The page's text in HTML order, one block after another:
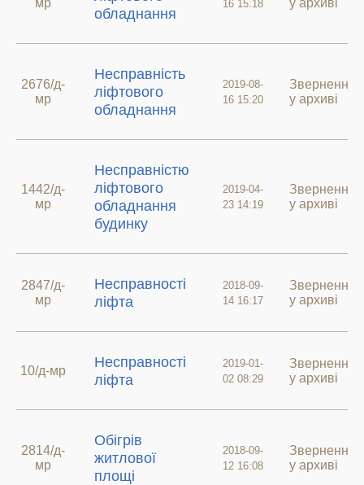
мр
обладнання
16 15:18
у архиві
2676/д-
мр
Несправність
ліфтового
обладнання
2019-08-
16 15:20
Звернення
у архиві
1442/д-
мр
Несправністю
ліфтового
обладнання
будинку
2019-04-
23 14:19
Звернення
у архиві
2847/д-
мр
Несправності
ліфта
2018-09-
14 16:17
Звернення
у архиві
10/д-мр
Несправності
ліфта
2019-01-
02 08:29
Звернення
у архиві
2814/д-
мр
Обігрів
житлової
площі
2018-09-
12 16:08
Звернення
у архиві